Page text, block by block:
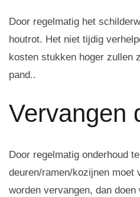
Door regelmatig het
houtrot. Het niet tijdig
kosten stukken hoger zullen
pand..
Vervangen
Door regelmatig onderhoud
deuren/ramen/kozijnen moet
worden vervangen, dan